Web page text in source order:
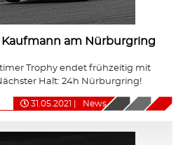
Kaufmann am Nürburgring
Trophy endet frühzeitig mit
Halt: 24h Nürburgring!
31.05.2021 News